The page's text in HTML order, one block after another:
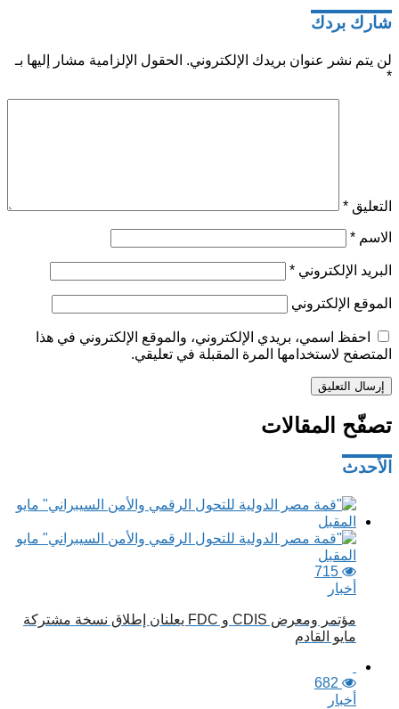
شارك بردك
لن يتم نشر عنوان بريدك الإلكتروني. الحقول الإلزامية مشار إليها بـ
*
التعليق *
الاسم *
البريد الإلكتروني *
الموقع الإلكتروني
احفظ اسمي، بريدي الإلكتروني، والموقع الإلكتروني في هذا
المتصفح لاستخدامها المرة المقبلة في تعليقي.
تصفّح المقالات
الأحدث
715
أخبار
مؤتمر ومعرض CDIS و FDC يعلنان إطلاق نسخة مشتركة
مايو القادم
682
أخبار